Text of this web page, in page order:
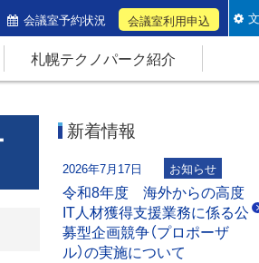
会議室予約状況 会議室利用申込
札幌テクノパーク紹介
新着情報
2026年7月17日 お知らせ
令和8年度 海外からの高度
IT人材獲得支援業務に係る公
募型企画競争（プロポーザ
ル）の実施について